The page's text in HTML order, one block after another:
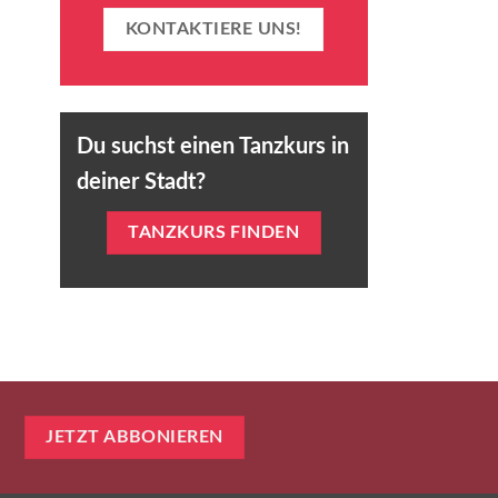
KONTAKTIERE UNS!
Du suchst einen Tanzkurs in
deiner Stadt?
TANZKURS FINDEN
JETZT ABBONIEREN